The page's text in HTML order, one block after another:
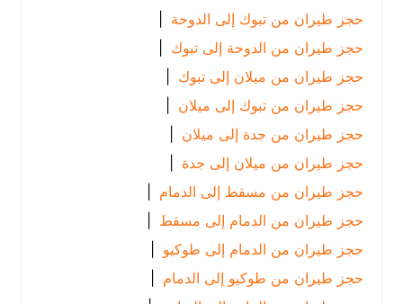
حجز طيران من تبوك إلى الدوحة |
حجز طيران من الدوحة إلى تبوك
|
حجز طيران من ميلان إلى تبوك
|
حجز طيران من تبوك إلى ميلان |
حجز طيران من جدة إلى ميلان |
حجز طيران من ميلان إلى جدة
حجز طيران من مسقط إلى الدمام
|
حجز طيران من الدمام إلى مسقط |
حجز طيران من الدمام إلى طوكيو |
حجز طيران من طوكيو إلى الدمام
|